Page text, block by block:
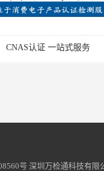
CNAS认证 一站式服务
号 深圳万检通科技有限